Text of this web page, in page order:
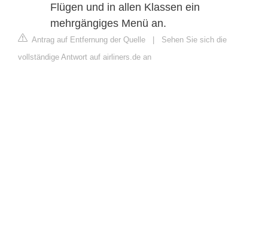
Flügen und in allen Klassen ein
mehrgängiges Menü an.
Antrag auf Entfernung der Quelle | Sehen Sie sich die
vollständige Antwort auf airliners.de an